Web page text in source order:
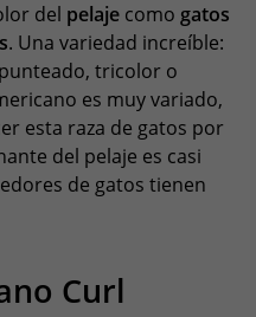
del pelaje como gatos
. Una variedad increíble:
tricolor o
es muy variado,
esta raza de gatos por
del pelaje es casi
de gatos tienen
Curl